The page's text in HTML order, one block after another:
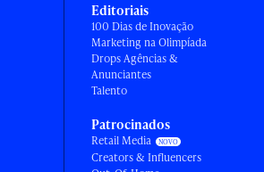
Editoriais
100 Dias de Inovação
Marketing na Olimpíada
Drops Agências &
Anunciantes
Talento
Patrocinados
Retail Media
Creators & Influencers